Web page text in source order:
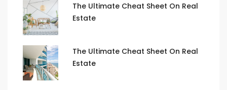
The Ultimate Cheat Sheet On Real
Estate
The Ultimate Cheat Sheet On Real
Estate